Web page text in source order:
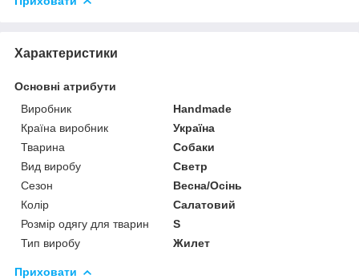
Характеристики
Основні атрибути
Виробник
Handmade
Країна виробник
Україна
Тварина
Собаки
Вид виробу
Светр
Сезон
Весна/Осінь
Колір
Салатовий
Розмір одягу для тварин
S
Тип виробу
Жилет
Приховати